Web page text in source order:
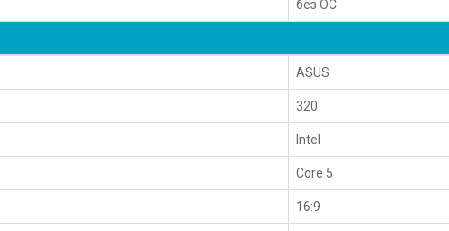
без ОС
ASUS
320
Intel
Core 5
16:9